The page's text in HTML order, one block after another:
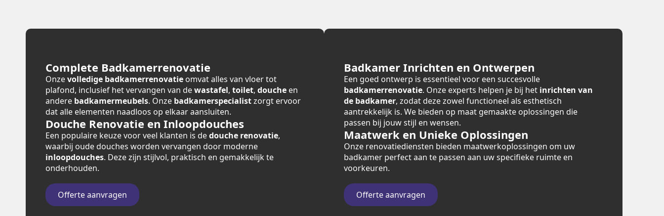
Complete Badkamerrenovatie
Onzevolledige badkamerrenovatie omvat alles van vloer tot
plafond, inclusief het vervangen van dewastafel, toilet, douche en
andere badkamermeubels. Onze badkamerspecialistzorgt ervoor
dat alle elementen naadloos op elkaar aansluiten.
Douche Renovatie en Inloopdouches
Een populaire keuze voor veel klanten is dedouche renovatie,
waarbij oude douches worden vervangen door moderne
inloopdouches. Deze zijn stijlvol, praktisch en gemakkelijk te
onderhouden.
Offerte aanvragen
Badkamer Inrichten en Ontwerpen
Een goed ontwerp is essentieel voor een succesvolle
badkamerrenovatie. Onze experts helpen je bij het inrichten van
de badkamer, zodat deze zowel functioneel als esthetisch
aantrekkelijk is. We bieden op maat gemaakte oplossingen die
passen bij jouw stijl en wensen.
Maatwerk en Unieke Oplossingen
Onze renovatiediensten bieden maatwerkoplossingen om uw
badkamer perfect aan te passen aan uw specifieke ruimte en
voorkeuren.
Offerte aanvragen